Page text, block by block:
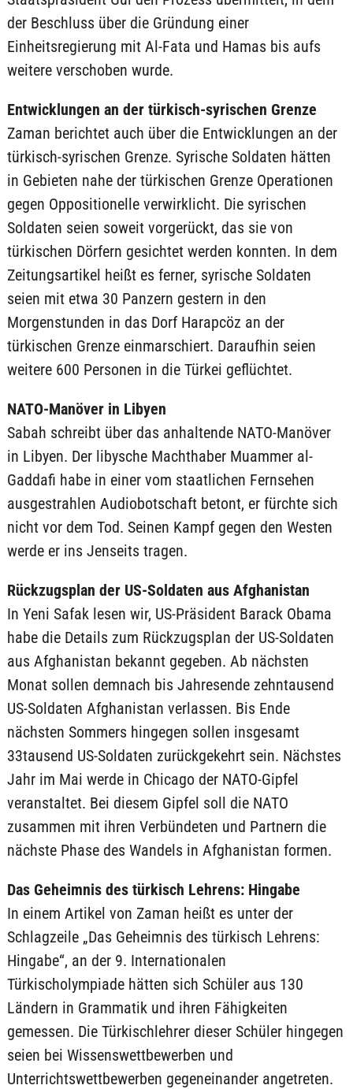
der Beschluss über die Gründung einer
Einheitsregierung mit Al-Fata und Hamas bis aufs
weitere verschoben wurde.
Entwicklungen an der türkisch-syrischen Grenze
Zaman berichtet auch über die Entwicklungen an der
türkisch-syrischen Grenze. Syrische Soldaten hätten
in Gebieten nahe der türkischen Grenze Operationen
gegen Oppositionelle verwirklicht. Die syrischen
Soldaten seien soweit vorgerückt, das sie von
türkischen Dörfern gesichtet werden konnten. In dem
Zeitungsartikel heißt es ferner, syrische Soldaten
seien mit etwa 30 Panzern gestern in den
Morgenstunden in das Dorf Harapcöz an der
türkischen Grenze einmarschiert. Daraufhin seien
weitere 600 Personen in die Türkei geflüchtet.
NATO-Manöver in Libyen
Sabah schreibt über das anhaltende NATO-Manöver
in Libyen. Der libysche Machthaber Muammer al-
Gaddafi habe in einer vom staatlichen Fernsehen
ausgestrahlen Audiobotschaft betont, er fürchte sich
nicht vor dem Tod. Seinen Kampf gegen den Westen
werde er ins Jenseits tragen.
Rückzugsplan der US-Soldaten aus Afghanistan
In Yeni Safak lesen wir, US-Präsident Barack Obama
habe die Details zum Rückzugsplan der US-Soldaten
aus Afghanistan bekannt gegeben. Ab nächsten
Monat sollen demnach bis Jahresende zehntausend
US-Soldaten Afghanistan verlassen. Bis Ende
nächsten Sommers hingegen sollen insgesamt
33tausend US-Soldaten zurückgekehrt sein. Nächstes
Jahr im Mai werde in Chicago der NATO-Gipfel
veranstaltet. Bei diesem Gipfel soll die NATO
zusammen mit ihren Verbündeten und Partnern die
nächste Phase des Wandels in Afghanistan formen.
Das Geheimnis des türkisch Lehrens: Hingabe
In einem Artikel von Zaman heißt es unter der
Schlagzeile „Das Geheimnis des türkisch Lehrens:
Hingabe“, an der 9. Internationalen
Türkischolympiade hätten sich Schüler aus 130
Ländern in Grammatik und ihren Fähigkeiten
gemessen. Die Türkischlehrer dieser Schüler hingegen
seien bei Wissenswettbewerben und
Unterrichtswettbewerben gegeneinander angetreten.